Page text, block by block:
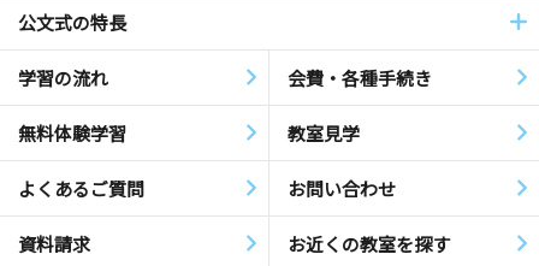
公文式の特長
学習の流れ 会費・各種手続き
無料体験学習 教室見学
よくあるご質問 お問い合わせ
資料請求 お近くの教室を探す